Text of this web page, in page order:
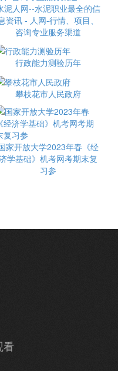
泥人网--水泥职业最全的信
资讯 - 人网-行情、项目、
咨询专业服务渠道
行政能力测验历年
攀枝花市人民政府
家开放大学2023年春《经
学基础》机考网考期末复
习参
看